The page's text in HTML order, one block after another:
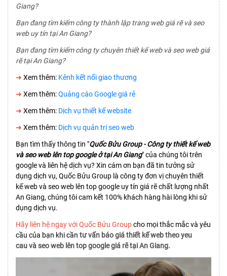
Giang?
Bạn đang tìm kiếm công ty thành lập trang web giá rẽ và seo
web uy tín tại An Giang?
Bạn đang tìm kiếm công ty chuyên thiết kế web và seo web giá
rẽ tại An Giang?
➜ Xem thêm: Kênh kết nối giao thương
➜ Xem thêm:Quảng cáo Google giá rẻ
➜ Xem thêm: Dịch vụ thiết kế website
➜ Xem thêm: Dịch vụ quản trị seo web
Bạn tìm thấy thông tin "Quốc Bửu Group - Công ty thiết kế web
và seo web lên top google ở tại An Giang" của chúng tôi trên
google và liên hệ dịch vụ? Xin cám ơn bạn đã tin tưởng sử
dụng dịch vụ, Quốc Bửu Group là công ty đơn vị chuyên thiết
kế web và seo web lên top google uy tín giá rẽ chất lượng nhất
An Giang, chúng tôi cam kết 100% khách hàng hài lòng khi sử
dụng dịch vụ.
Hãy liên hệ ngay với Quốc Bửu Groupcho mọi thắc mắc và yêu
cầu của bạn khi cần tư vấn báo giá thiết kế web theo yeu
cau và seo web lên top google giá rẽ tại An Giang.